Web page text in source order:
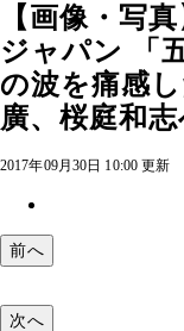
【画像・写
ジャパン 「
の波を痛感
廣、桜庭和
2017年09月30日 10:00 更新
前へ
次へ